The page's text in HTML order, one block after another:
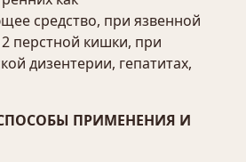
средство, при язвенной
перстной кишки, при
дизентерии, гепатитах,
ПРИМЕНЕНИЯ И